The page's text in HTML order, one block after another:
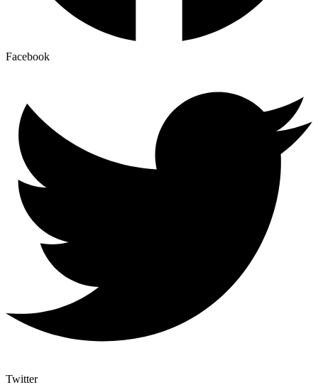
Facebook
Twitter